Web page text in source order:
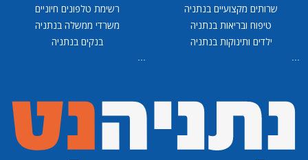
שרותים מקצועיים בנתניה
טיפוח ובריאות בנתניה
ילדים ותינוקות בנתניה
...
רשימת טלפונים חיוניים
משרדי ממשלה בנתניה
בנקים בנתניה
...